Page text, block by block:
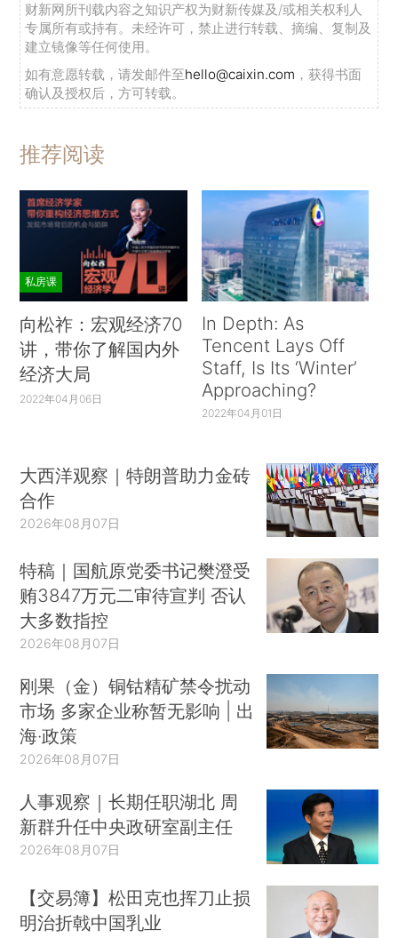
财新网所刊载内容之知识产权为财新传媒及/或相关权利人
专属所有或持有。未经许可，禁止进行转载、摘编、复制及
建立镜像等任何使用。
如有意愿转载，请发邮件至hello@caixin.com ，获得书面
确认及授权后，方可转载。
推荐阅读
私房课
向松祚：宏观经济70
讲，带你了解国内外
经济大局
2022年04月06日
In Depth: As
Tencent Lays Off
Staff, Is Its ‘Winter’
Approaching?
2022年04月01日
大西洋观察｜特朗普助力金砖
合作
2026年08月07日
特稿｜国航原党委书记樊澄受
贿3847万元二审待宣判 否认
大多数指控
2026年08月07日
刚果（金）铜钴精矿禁令扰动
市场 多家企业称暂无影响 | 出
海·政策
2026年08月07日
人事观察｜长期任职湖北 周
新群升任中央政研室副主任
2026年08月07日
【交易簿】松田克也挥刀止损
明治折戟中国乳业